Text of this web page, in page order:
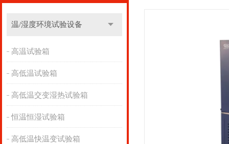
温/湿度环境试验设备
高温试验箱
高低温试验箱
高低温交变湿热试验箱
恒温恒湿试验箱
高低温快温变试验箱